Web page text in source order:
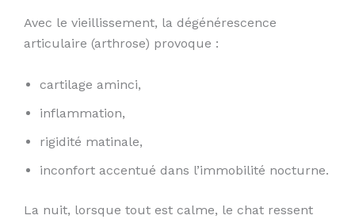
Avec le vieillissement, la dégénérescence
articulaire (arthrose) provoque :
cartilage aminci,
inflammation,
rigidité matinale,
inconfort accentué dans l’immobilité nocturne.
La nuit, lorsque tout est calme, le chat ressent